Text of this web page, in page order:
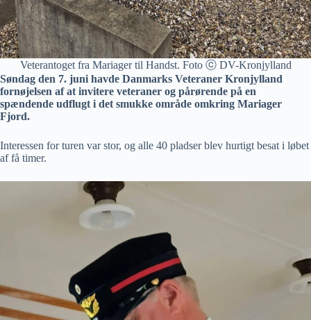
Veterantoget fra Mariager til Handst. Foto ⓒ DV-Kronjylland
Søndag den 7. juni havde Danmarks Veteraner Kronjylland
fornøjelsen af at invitere veteraner og pårørende på en
spændende udflugt i det smukke område omkring Mariager
Fjord.
Interessen for turen var stor, og alle 40 pladser blev hurtigt besat i løbet
af få timer.